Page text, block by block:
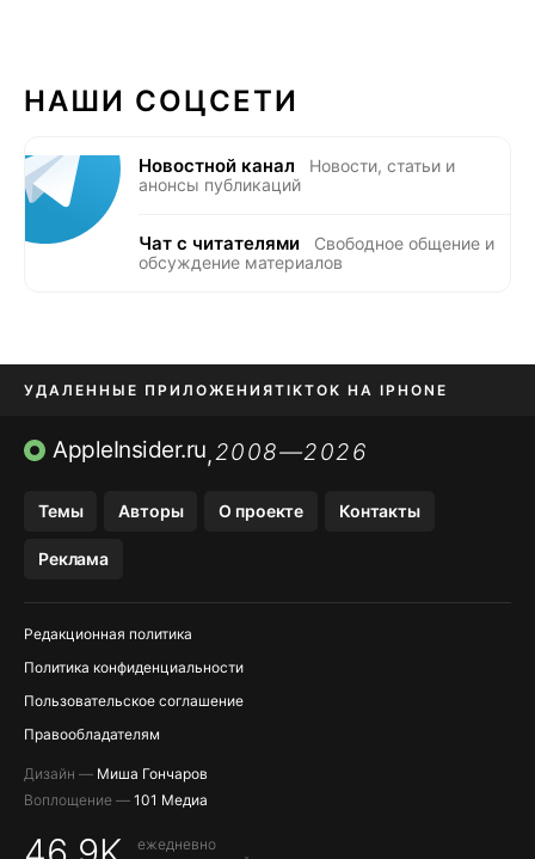
НАШИ СОЦСЕТИ
Новостной канал
Новости, статьи и
анонсы публикаций
Чат с читателями
Свободное общение и
обсуждение материалов
УДАЛЕННЫЕ ПРИЛОЖЕНИЯTIKTOK НА IPHONE
ПРИЛОЖЕНИЯ БЕЗ APP STORE
AppleInsider.ru,2008—2026
Темы Авторы О проекте Контакты
Реклама
Редакционная политика
Политика конфиденциальности
Пользовательское соглашение
Правообладателям
Дизайн — Миша Гончаров
Воплощение — 101 Медиа
ежедневно